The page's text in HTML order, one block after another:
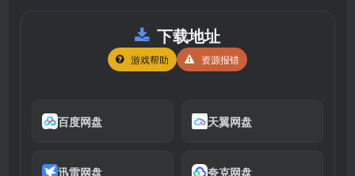
下载地址
游戏帮助 资源报错
百度网盘 天翼网盘
迅雷网盘 夸克网盘